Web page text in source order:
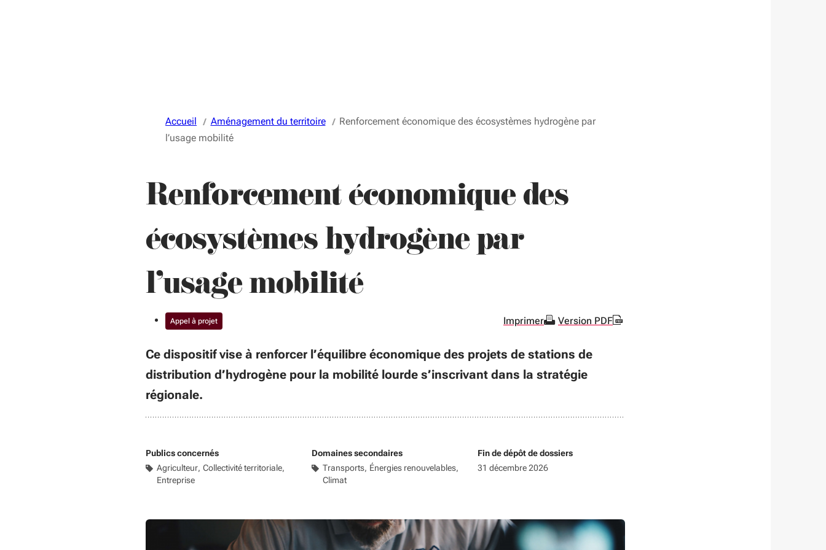
Accueil Aménagement du territoire
Renforcement économique des écosystèmes hydrogène par
l’usage mobilité
Renforcement économique des
écosystèmes hydrogène par
l’usage mobilité
Appel à projet Imprimer Version PDF
Ce dispositif vise à renforcer l’équilibre économique des projets de stations de
distribution d’hydrogène pour la mobilité lourde s’inscrivant dans la stratégie
régionale.
Publics concernés
Agriculteur Collectivité territoriale
Entreprise
Domaines secondaires
Transports Énergies renouvelables
Climat
Fin de dépôt de dossiers
31 décembre 2026